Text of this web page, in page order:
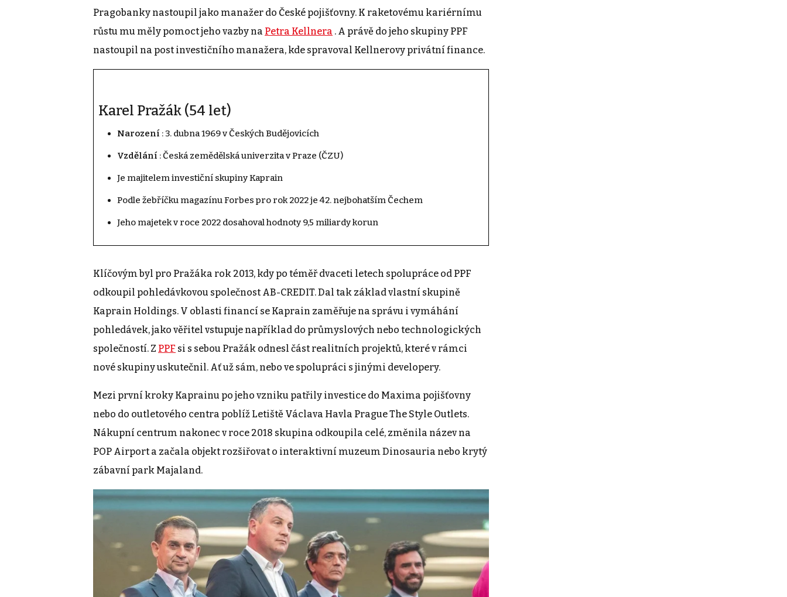
Pragobanky nastoupil jako manažer do České pojišťovny. K raketovému kariérnímu
růstu mu měly pomoct jeho vazby na Petra Kellnera . A právě do jeho skupiny PPF
nastoupil na post investičního manažera, kde spravoval Kellnerovy privátní finance.
Karel Pražák (54 let)
Narození : 3. dubna 1969 v Českých Budějovicích
Vzdělání : Česká zemědělská univerzita v Praze (ČZU)
Je majitelem investiční skupiny Kaprain
Podle žebříčku magazínu Forbes pro rok 2022 je 42. nejbohatším Čechem
Jeho majetek v roce 2022 dosahoval hodnoty 9,5 miliardy korun
Klíčovým byl pro Pražáka rok 2013, kdy po téměř dvaceti letech spolupráce od PPF
odkoupil pohledávkovou společnost AB-CREDIT. Dal tak základ vlastní skupině
Kaprain Holdings. V oblasti financí se Kaprain zaměřuje na správu i vymáhání
pohledávek, jako věřitel vstupuje například do průmyslových nebo technologických
společností. Z PPF si s sebou Pražák odnesl část realitních projektů, které v rámci
nové skupiny uskutečnil. Ať už sám, nebo ve spolupráci s jinými developery.
Mezi první kroky Kaprainu po jeho vzniku patřily investice do Maxima pojišťovny
nebo do outletového centra poblíž Letiště Václava Havla Prague The Style Outlets.
Nákupní centrum nakonec v roce 2018 skupina odkoupila celé, změnila název na
POP Airport a začala objekt rozšiřovat o interaktivní muzeum Dinosauria nebo krytý
zábavní park Majaland.